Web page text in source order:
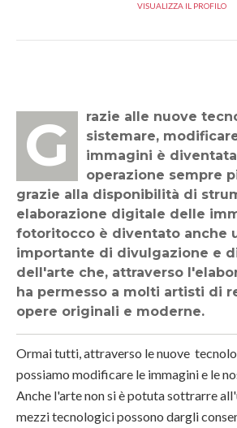
VISUALIZZA IL PROFILO
Grazie alle nuove tecnologie
sistemare,
immagini è
operazione sempre
grazie alla disponibilità di
elaborazione digitale delle
fotoritocco è diventato anche
importante di divulgazione e
dell'arte che, attraverso
ha permesso a molti artisti di
opere originali e moderne.
Ormai tutti, attraverso le nuove
possiamo modificare le immagini e le
Anche l'arte non si è potuta sottrarre
mezzi tecnologici possono dargli